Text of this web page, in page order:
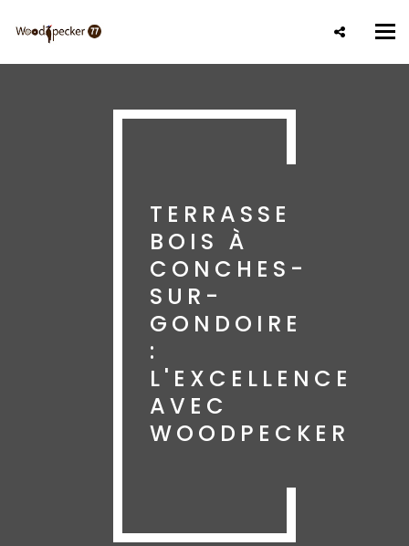
contenu
TERRASSE
BOIS À
CONCHES-
SUR-
GONDOIRE
:
L'EXCELLENCE
AVEC
WOODPECKER